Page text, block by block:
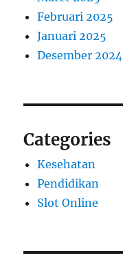
Februari 2025
Januari 2025
Desember 2024
Categories
Kesehatan
Pendidikan
Slot Online